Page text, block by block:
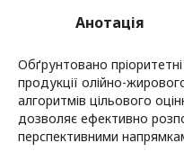
Анотація
Обґрунтовано
продукції олійно-
алгоритмів цільового
дозволяє ефективно
перспективними